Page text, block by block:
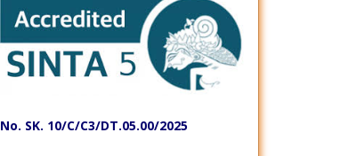
No. SK. 10/C/C3/DT.05.00/2025